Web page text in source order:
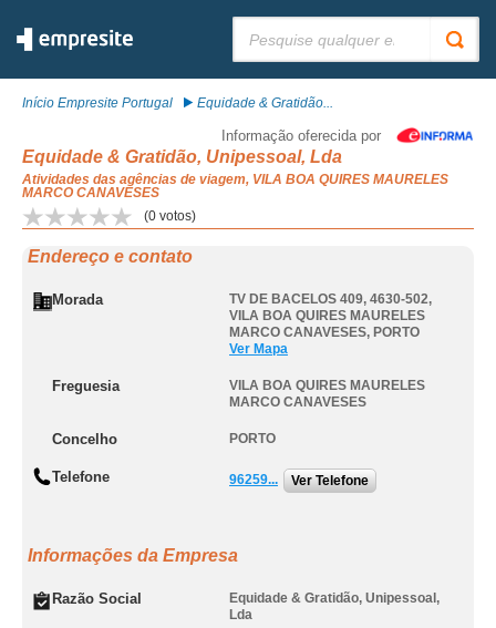
Início Empresite Portugal Equidade & Gratidão...
Informação oferecida por
Equidade & Gratidão, Unipessoal, Lda
Atividades das agências de viagem, VILA BOA QUIRES MAURELES
MARCO CANAVESES
(0 votos)
Endereço e contato
Morada TV DE BACELOS 409, 4630-502,
VILA BOA QUIRES MAURELES
MARCO CANAVESES, PORTO
Ver Mapa
Freguesia
VILA BOA QUIRES MAURELES
MARCO CANAVESES
Concelho PORTO
Telefone 96259... Ver Telefone
Informações da Empresa
Razão Social
Equidade & Gratidão, Unipessoal,
Lda